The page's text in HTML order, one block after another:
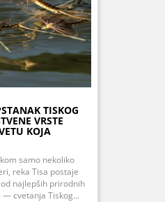
TISKOG
VRSTE
KOJA
samo nekoliko
reka Tisa postaje
najlepših prirodnih
cvetanja Tiskog...